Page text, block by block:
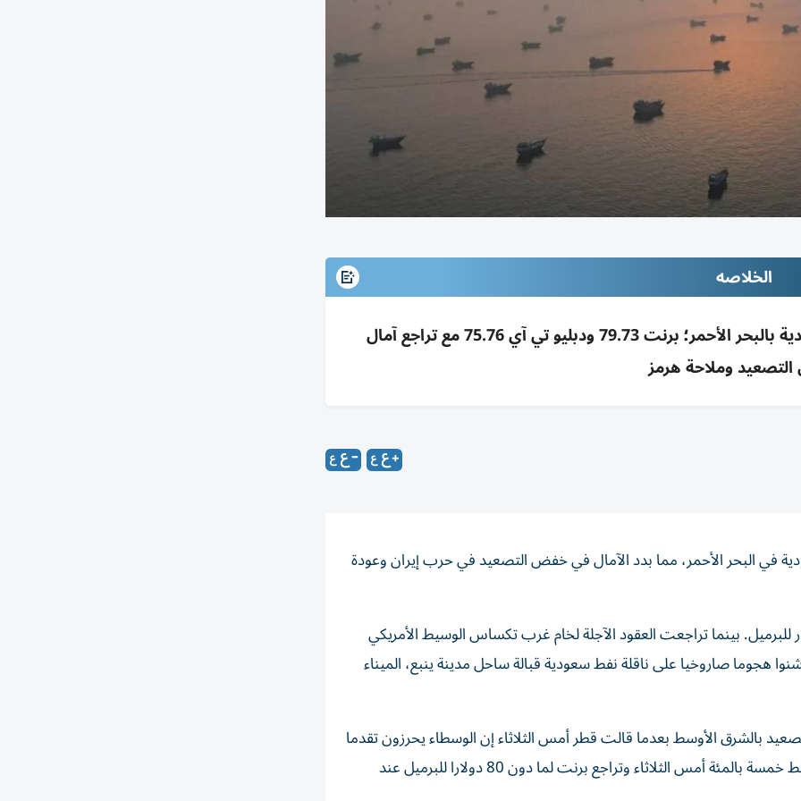
الخلاصه
ارتفاع النفط بعد هجوم الحوثيين على ناقلة سعودية بالبحر الأحمر؛ برنت 79.73 ودبليو تي آي 75.76 مع تراجع آمال
وملاحة هرمز
‌في البحر الأحمر، مما بدد الآمال في خفض التصعيد في حرب ​إيران وعودة
‌الآجلة لخام برنت 0.47 بالمئة إلى 79.73 دولار للبرميل. بينما تراجعت العقود الآجلة لخام غرب تكساس الوسيط الأمريكي
أنهم شنوا هجوما صاروخيا على ناقلة نفط سعودية قبالة ساحل مدينة ينبع، الميناء
بالشرق الأوسط ​بعدما قالت قطر أمس الثلاثاء إن الوسطاء يحرزون تقدما
في ‌جهود إنهاء الحرب. وتسبب ذلك في انخفاض أسعار النفط خمسة بالمئة أمس الثلاثاء وتراجع برنت لما دون 80 دولارا للبرميل عند